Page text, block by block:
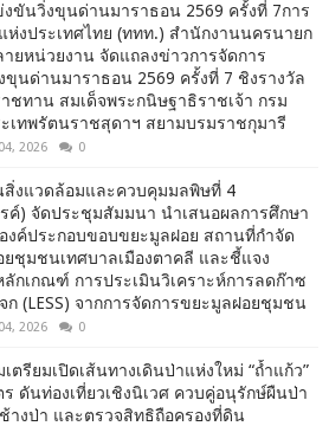
งขันวิ่งขุนด่านมาราธอน 2569 ครั้งที่ 7การ
ห่งประเทศไทย (ททท.) สำนักงานนครนายก
ยหน่วยงาน จัดแถลงข่าวการจัดการ
ขุนด่านมาราธอน 2569 ครั้งที่ 7 ชิงรางวัล
ชทาน สมเด็จพระกนิษฐาธิราชเจ้า กรม
เทพรัตนราชสุดาฯ สยามบรมราชกุมารี
2026 0
สิ่งแวดล้อมและควบคุมมลพิษที่ 4
ค์) จัดประชุมสัมมนา นำเสนอผลการศึกษา
งค์ประกอบขอบขยะมูลฝอย สถานที่กำจัด
ชุมชนเทศบาลเมืองตาคลี และชี้แจง
กเกณฑ์ การประเมินวิเคราะห์การลดก๊าซ
ก (LESS) จากการจัดการขยะมูลฝอยชุมชน
2026 0
ตรียมเปิดเส้นทางเดินป่าแห่งใหม่ “ถ้ำแก้ว”
ร ดันท่องเที่ยวเชิงนิเวศ ควบคู่อนุรักษ์ผืนป่า
างป่า และตรวจสิทธิถือครองที่ดิน